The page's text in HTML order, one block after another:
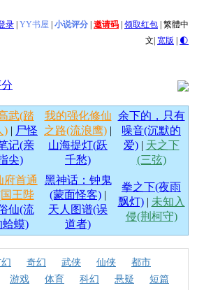
录 YY书屋 小说评分 邀请码 领取红包 繁體中
文| 宽版 | 🌓
武(踏
) | 尸怪
记(亲
尖)
我的强化修仙
之路(流浪鹰) |
山海提灯(跃
千愁)
余下的，只有
噪音(沉默的
爱)| 天之下
(三弦)
府首通
王陛
仙(流
蛤蟆)
黑神话：钟鬼
(蒙面怪客) |
天人图谱(误
道者)
拳之下(夜雨
飘灯)| 未知入
侵(荆柯守)
奇幻 武侠 仙侠
都市
游戏 体育 科幻 悬疑
短篇